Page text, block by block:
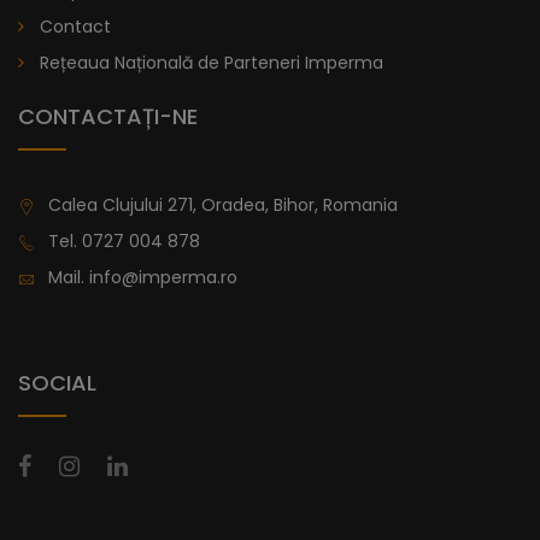
De la 996,47
Contact
Rețeaua Națională de Parteneri Imperma
CONTACTAȚI-NE
Calea Clujului 271, Oradea, Bihor, Romania
Tel. 0727 004 878
Mail. info@imperma.ro
SOCIAL